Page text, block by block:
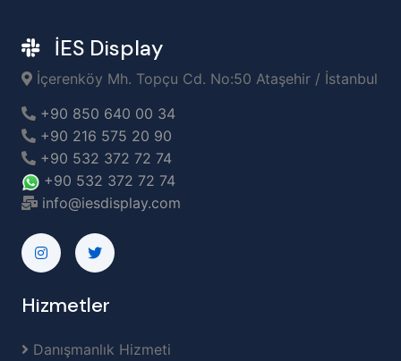
İES Display
İçerenköy Mh. Topçu Cd. No:50 Ataşehir / İstanbul
+90 850 640 00 34
+90 216 575 20 90
+90 532 372 72 74
+90 532 372 72 74
info@iesdisplay.com
Hizmetler
Danışmanlık Hizmeti